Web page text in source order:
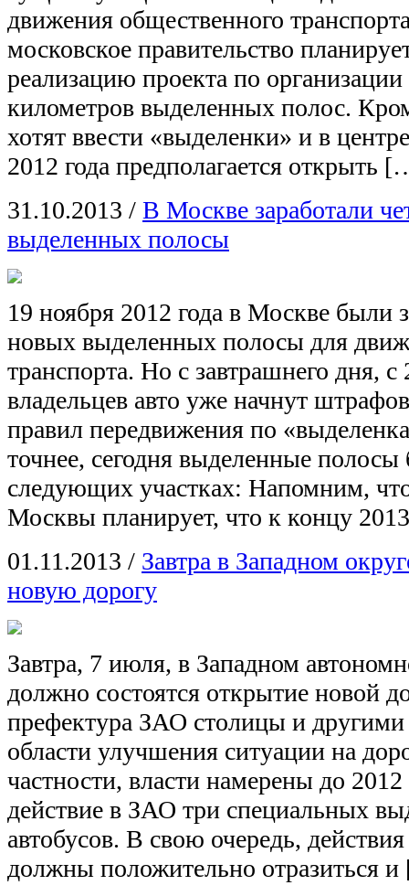
движения общественного
московское правительство
реализацию проекта по организации
километров выделенных полос.
хотят ввести «выделенки» и в
2012 года предполагается открыть
31.10.2013 / В Москве заработали
выделенных полосы
19 ноября 2012 года в Москве были
новых выделенных полосы для
транспорта. Но с завтрашнего дня, с
владельцев авто уже начнут
правил передвижения по
точнее, сегодня выделенные
следующих участках: Напомним,
Москвы планирует, что к концу
01.11.2013 / Завтра в Западном
новую дорогу
Завтра, 7 июля, в Западном
должно состоятся открытие новой
префектура ЗАО столицы и
области улучшения ситуации на
частности, власти намерены до 2012
действие в ЗАО три специальных
автобусов. В свою очередь,
должны положительно отразиться